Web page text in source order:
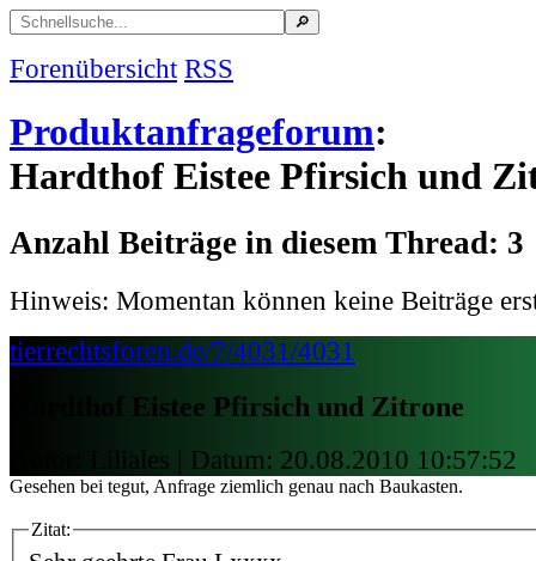
Forenübersicht RSS
Produktanfrageforum:
Hardthof Eistee Pfirsich und
Anzahl Beiträge in diesem Thread: 3
Hinweis: Momentan können keine Beiträge
tierrechtsforen.de/7/4031/4031
Hardthof Eistee Pfirsich und Zitrone
Autor: Liliales | Datum: 20.08.2010 10:57:52
Gesehen bei tegut, Anfrage ziemlich genau nach Baukasten.
Zitat: